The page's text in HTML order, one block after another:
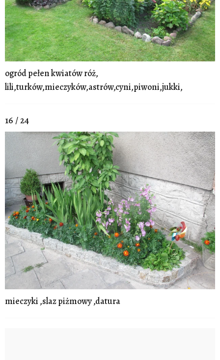
ogród pełen kwiatów róż,
lili,turków,mieczyków,astrów,cyni,piwoni,jukki,
16 / 24
mieczyki ,slaz piżmowy ,datura